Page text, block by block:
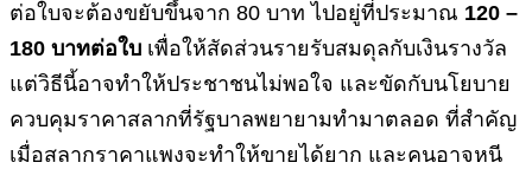
ต่อใบจะต้องขยับขึ้นจาก 80 บาท ไปอยู่ที่ประมาณ 120 –
180 บาทต่อใบ เพื่อให้สัดส่วนรายรับสมดุลกับเงินรางวัล
แต่วิธีนี้อาจทำให้ประชาชนไม่พอใจ และขัดกับนโยบาย
ควบคุมราคาสลากที่รัฐบาลพยายามทำมาตลอด ที่สำคัญ
เมื่อสลากราคาแพงจะทำให้ขายได้ยาก และคนอาจหนี